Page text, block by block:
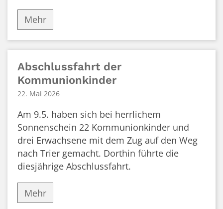
Mehr
Abschlussfahrt der
Kommunionkinder
22. Mai 2026
Am 9.5. haben sich bei herrlichem
Sonnenschein 22 Kommunionkinder und
drei Erwachsene mit dem Zug auf den Weg
nach Trier gemacht. Dorthin führte die
diesjährige Abschlussfahrt.
Mehr